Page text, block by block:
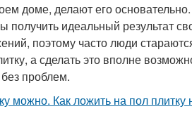
доме, делают его
получить идеальный результат
поэтому часто люди
а сделать это вполне
проблем.